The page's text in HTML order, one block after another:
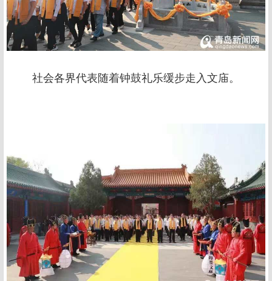
社会各界代表随着钟鼓礼乐缓步走入文庙。